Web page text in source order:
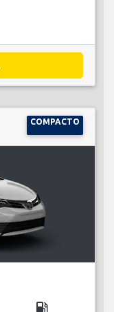
COMPACTO
local_gas_station